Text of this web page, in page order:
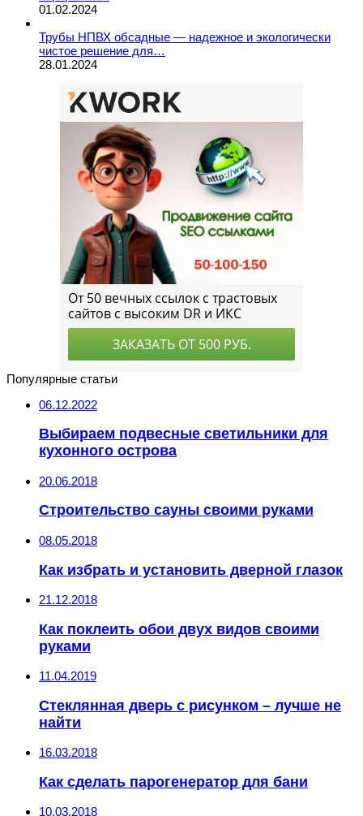
01.02.2024
Трубы НПВХ обсадные — надежное и экологически
чистое решение для…
28.01.2024
Популярные статьи
06.12.2022
Выбираем подвесные светильники для
кухонного острова
20.06.2018
Строительство сауны своими руками
08.05.2018
Как избрать и установить дверной глазок
21.12.2018
Как поклеить обои двух видов своими
руками
11.04.2019
Стеклянная дверь с рисунком – лучше не
найти
16.03.2018
Как сделать парогенератор для бани
10.03.2018